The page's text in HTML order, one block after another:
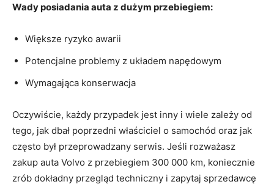
Wady ​posiadania auta z dużym przebiegiem:
Większe​ ryzyko awarii
Potencjalne ⁤problemy z układem napędowym
Wymagająca konserwacja
Oczywiście, każdy ⁣przypadek ​jest ⁣inny i⁢ wiele ‌zależy od
tego, jak dbał poprzedni właściciel o samochód oraz jak
często był przeprowadzany serwis.⁣ Jeśli rozważasz
zakup auta Volvo z przebiegiem 300 000 km, koniecznie⁤
zrób dokładny przegląd techniczny i zapytaj sprzedawcę